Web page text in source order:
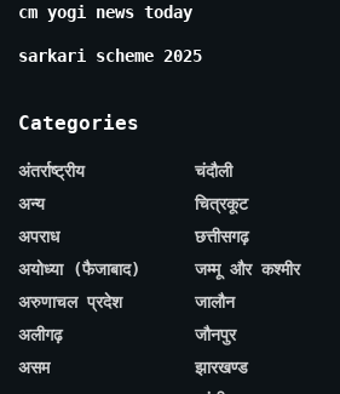
cm yogi news today
sarkari scheme 2025
Categories
अंतर्राष्ट्रीय
अन्य
अपराध
अयोध्या (फैजाबाद)
अरुणाचल प्रदेश
अलीगढ़
असम
चंदौली
चित्रकूट
छत्तीसगढ़
जम्मू और कश्मीर
जालौन
जौनपुर
झारखण्ड